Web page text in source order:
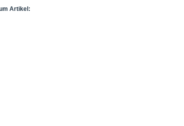
Artikel: